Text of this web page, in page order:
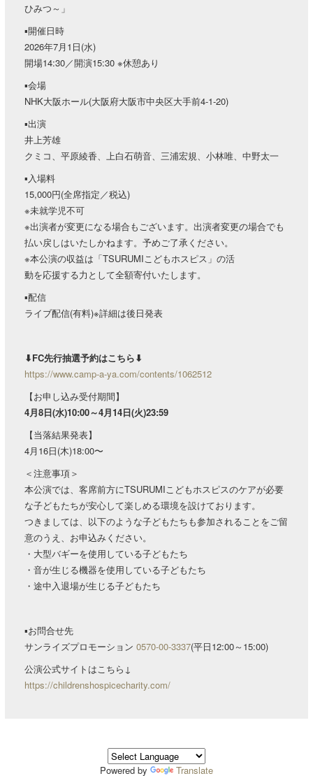
ひみつ～」
▪︎開催日時
2026年7月1日(水)
開場14:30／開演15:30 ※休憩あり
▪︎会場
NHK大阪ホール(大阪府大阪市中央区大手前4-1-20)
▪︎出演
井上芳雄
クミコ、平原綾香、上白石萌音、三浦宏規、小林唯、中野太一
▪︎入場料
15,000円(全席指定／税込)
※未就学児不可
※出演者が変更になる場合もございます。出演者変更の場合でも
払い戻しはいたしかねます。予めご了承ください。
※本公演の収益は「TSURUMIこどもホスピス」の活
動を応援する力として全額寄付いたします。
▪︎配信
ライブ配信(有料)※詳細は後日発表
⬇︎FC先行抽選予約はこちら⬇︎
https://www.camp-a-ya.com/contents/1062512
【お申し込み受付期間】
4月8日(水)10:00～4月14日(火)23:59
【当落結果発表】
4月16日(木)18:00〜
＜注意事項＞
本公演では、客席前方にTSURUMIこどもホスピスのケアが必要
な子どもたちが安心して楽しめる環境を設けております。
つきましては、以下のような子どもたちも参加されることをご留
意のうえ、お申込みください。
・大型バギーを使用している子どもたち
・音が生じる機器を使用している子どもたち
・途中入退場が生じる子どもたち
▪︎お問合せ先
サンライズプロモーション 0570-00-3337(平日12:00～15:00)
公演公式サイトはこちら↓
https://childrenshospicecharity.com/
Powered by Translate